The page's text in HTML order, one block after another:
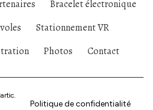
Bracelet électronique
Stationnement VR
Photos Contact
Politique de confidentialité